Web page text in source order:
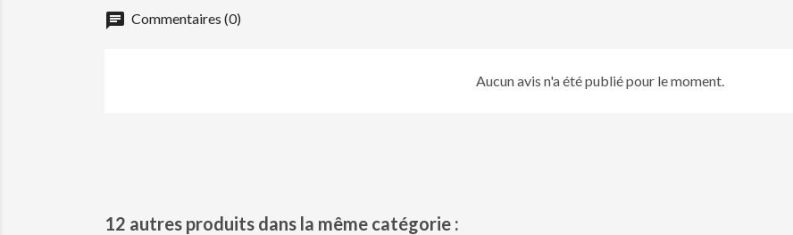
chat Commentaires (0)
Aucun avis n'a été publié pour le moment.
12 autres produits dans la même catégorie :